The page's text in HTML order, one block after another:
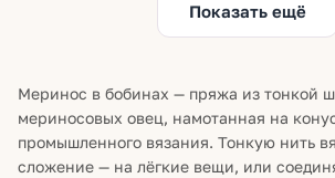
Показать ещё
Меринос в бобинах — пряжа из тонкой
мериносовых овец, намотанная на
промышленного вязания. Тонкую нить
сложение — на лёгкие вещи, или